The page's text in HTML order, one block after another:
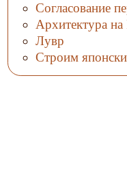
Согласование
Архитектура на
Лувр
Строим